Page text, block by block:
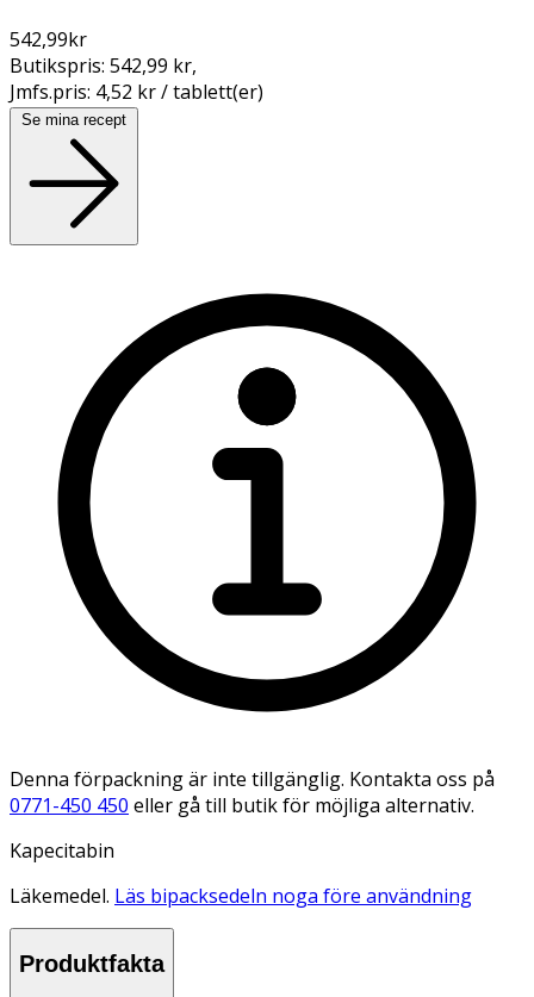
542,99kr
Butikspris: 542,99 kr,
Jmfs.pris: 4,52 kr / tablett(er)
Se mina recept
Denna förpackning är inte tillgänglig. Kontakta oss på
0771-450 450 eller gå till butik för möjliga alternativ.
Kapecitabin
Läkemedel. Läs bipacksedeln noga före användning
Produktfakta